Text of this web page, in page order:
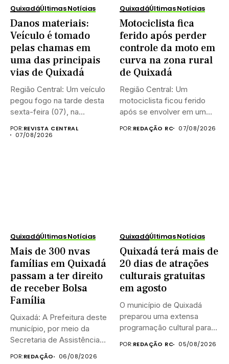
QuixadáÚltimas Notícias
Danos materiais:
Veículo é tomado
pelas chamas em
uma das principais
vias de Quixadá
Região Central: Um veículo
pegou fogo na tarde desta
sexta-feira (07), na...
POR:REVISTA CENTRAL
07/08/2026
QuixadáÚltimas Notícias
Motociclista fica
ferido após perder
controle da moto em
curva na zona rural
de Quixadá
Região Central: Um
motociclista ficou ferido
após se envolver em um
POR:REDAÇÃO RC 07/08/2026
QuixadáÚltimas Notícias
Mais de 300 nvas
famílias em Quixadá
passam a ter direito
de receber Bolsa
Família
Quixadá: A Prefeitura deste
município, por meio da
Secretaria de Assistência
POR:REDAÇÃO 06/08/2026
QuixadáÚltimas Notícias
Quixadá terá mais de
20 dias de atrações
culturais gratuitas
em agosto
O município de Quixadá
preparou uma extensa
programação cultural para
celebrar o...
POR:REDAÇÃO RC 05/08/2026